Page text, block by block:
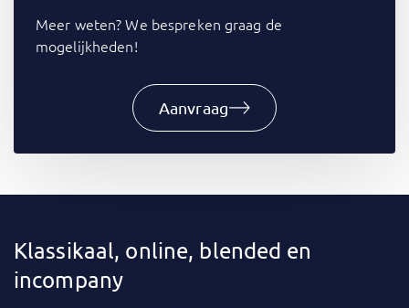
Meer weten? We bespreken graag de
mogelijkheden!
Aanvraag
Klassikaal, online, blended en
incompany